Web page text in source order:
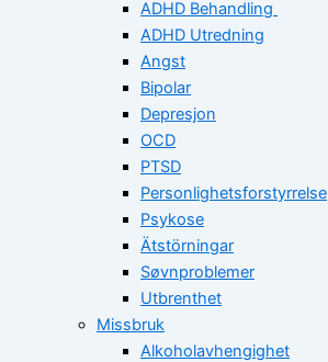
ADHD Behandling
ADHD Utredning
Angst
Bipolar
Depresjon
OCD
PTSD
Personlighetsforstyrrelse
Psykose
Ätstörningar
Søvnproblemer
Utbrenthet
Missbruk
Alkoholavhengighet